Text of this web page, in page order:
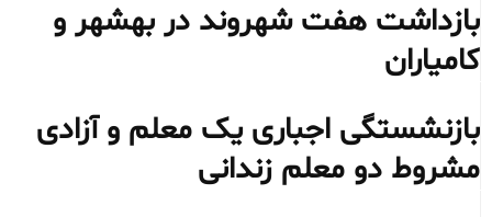
بازداشت هفت شهروند در بهشهر و
کامیاران
بازنشستگی اجباری یک معلم و آزادی
مشروط دو معلم زندانی